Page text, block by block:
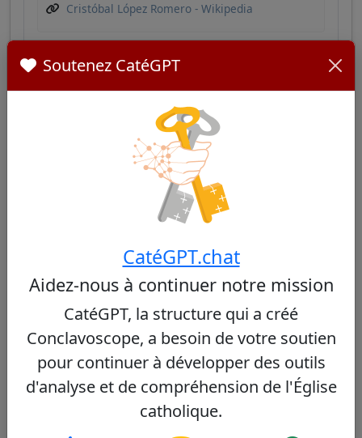
Cristóbal López Romero - Wikipedia
Cardinaux Similaires
Autres cardinaux de Morocco
Aucun cardinal similaire trouvé
44/100
Fridolin Ambongo Besungu
Soutenez CatéGPT
CatéGPT.chat
Aidez-nous à continuer notre mission
CatéGPT, la structure qui a créé
Conclavoscope, a besoin de votre soutien
pour continuer à développer des outils
d'analyse et de compréhension de l'Église
catholique.